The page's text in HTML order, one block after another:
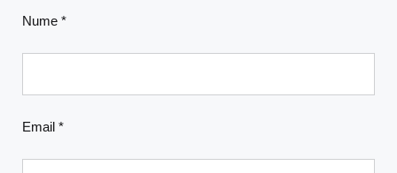
Nume *
Email *